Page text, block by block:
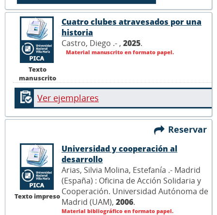
Texto
manuscrito
Cuatro clubes atravesados por una
historia
Castro, Diego .- , 2025.
Material manuscrito en formato papel.
Ver ejemplares
Reservar
Texto impreso
Universidad y cooperación al
desarrollo
Arias, Silvia Molina, Estefanía .- Madrid
(España) : Oficina de Acción Solidaria y
Cooperación. Universidad Autónoma de
Madrid (UAM), 2006.
Material bibliográfico en formato papel.